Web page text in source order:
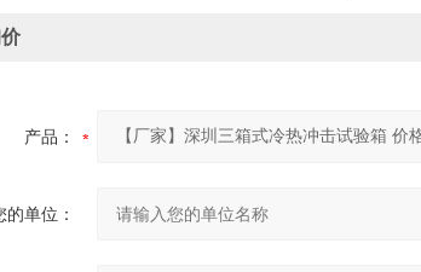
产品：
的单位：